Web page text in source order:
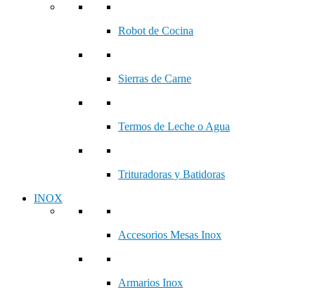
Robot de Cocina
Sierras de Carne
Termos de Leche o Agua
Trituradoras y Batidoras
INOX
Accesorios Mesas Inox
Armarios Inox